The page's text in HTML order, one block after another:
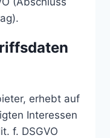
erhebt auf
Interessen
f. DSGVO